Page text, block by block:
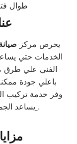
طوال
يحرص مركز
الخدمات حتي
الفني علي طرق
باعلي جودة
وفر خدمة تركيب
يساعد .